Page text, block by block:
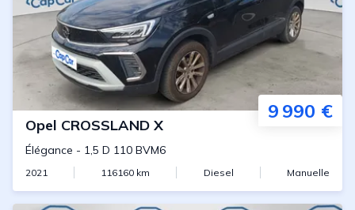
9 990 €
Opel CROSSLAND X
Élégance - 1,5 D 110 BVM6
2021 116160 km Diesel Manuelle